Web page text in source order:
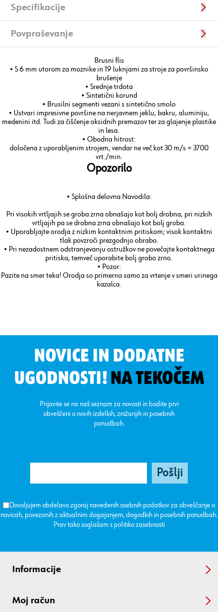
Specifikacije
Povpraševanje
Brusni flis
• S 6 mm utorom za moznike in 19 luknjami za stroje za površinsko
brušenje
• Srednje trdota
• Sintetični korund
• Brusilni segmenti vezani s sintetično smolo
• Ustvari impresivne površine na nerjavnem jeklu, bakru, aluminiju,
medenini itd. Tudi za čiščenje oksidnih premazov ter za glajenje plastike
in lesa.
• Obodna hitrost:
določena z uporabljenim strojem, vendar ne več kot 30 m/s = 3700
vrt./min.
Opozorilo
• Splošna delovna Navodila:
Pri visokih vrtljajih se groba zrna obnašajo kot bolj drobna, pri nizkih
vrtljajih pa se drobna zrna obnašajo kot bolj groba.
• Uporabljajte orodja z nizkim kontaktnim pritiskom; visok kontaktni
tlak povzroči prezgodnjo obrabo.
• Pri nezadostnem odstranjevanju ostružkov ne povečajte kontaktnega
pritiska, temveč uporabite bolj grobo zrno.
• Pozor:
Pazite na smer teka! Orodja so primerna samo za vrtenje v smeri urinega
kazalca.
NOVICE IN DODATNE
UGODNOSTI! NA TEKOČEM
Prijavite se na naš seznam za novosti in bodite prvi
obveščeni o novih izdelkih, znižanjih in posebnih
ponudbah.
Dovoljujem obdelavo zgoraj navedenih osebnih podatkov za obveščanje o
novicah, povezanih z aktualnim dogajanjem, dogodkih in posebnih ponudbah.
Prav tako soglašam s politiko zasebnosti
Informacije
Moj račun